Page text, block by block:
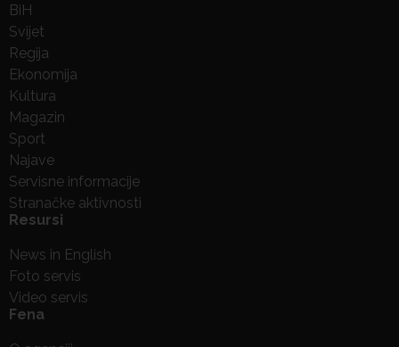
BiH
Svijet
Regija
Ekonomija
Kultura
Magazin
Sport
Najave
Servisne informacije
Stranačke aktivnosti
Resursi
News in English
Foto servis
Video servis
Fena